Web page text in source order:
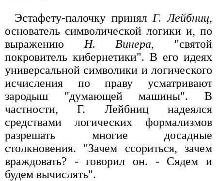
Эстафету-палочку принял Г. Лейбниц,
основатель символической логики и, по
выражению Н. Винера, "святой
покровитель кибернетики". В его идеях
универсальной символики и логического
исчисления по праву усматривают
зародыш "думающей машины". В
частности, Г. Лейбниц надеялся
средствами логических формализмов
разрешать многие досадные
столкновения. "Зачем ссориться, зачем
враждовать? - говорил он. - Сядем и
будем вычислять".